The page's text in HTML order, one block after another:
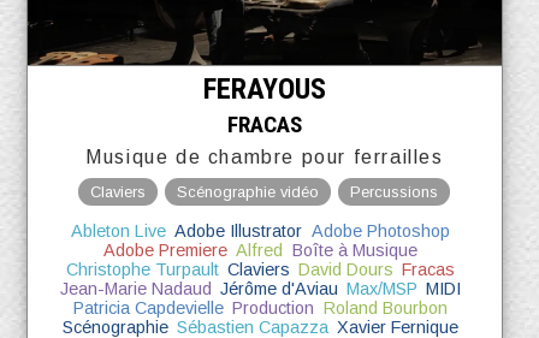
FERAYOUS
FRACAS
Musique de chambre pour ferrailles
Claviers Scénographie vidéo Percussions
Ableton Live Adobe Illustrator Adobe Photoshop
Adobe Premiere Alfred
Boîte à Musique
Christophe Turpault Claviers David Dours Fracas
Jean-Marie Nadaud Jérôme d'Aviau Max/MSP MIDI
Patricia Capdevielle Production Roland Bourbon
Scénographie Sébastien Capazza Xavier Fernique